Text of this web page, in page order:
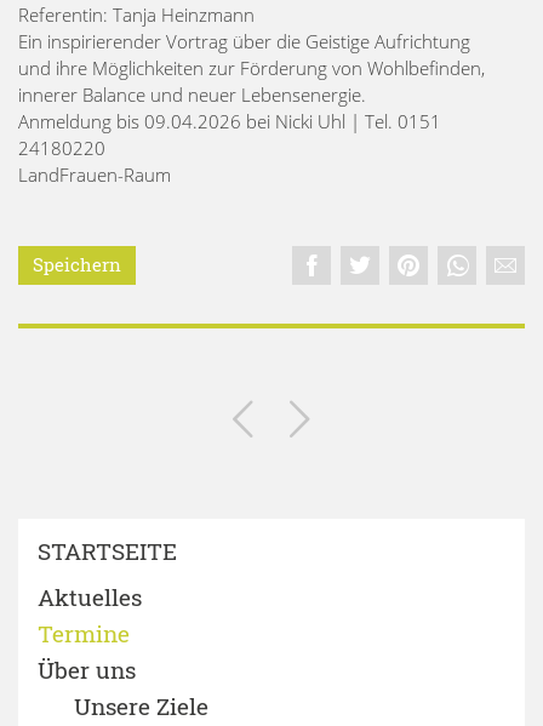
Referentin: Tanja Heinzmann
Ein inspirierender Vortrag über die Geistige Aufrichtung
und ihre Möglichkeiten zur Förderung von Wohlbefinden,
innerer Balance und neuer Lebensenergie.
Anmeldung bis 09.04.2026 bei Nicki Uhl | Tel. 0151
24180220
LandFrauen-Raum
Speichern
STARTSEITE
Aktuelles
Termine
Über uns
Unsere Ziele